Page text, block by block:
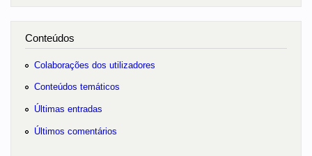
Conteúdos
Colaborações dos utilizadores
Conteúdos temáticos
Últimas entradas
Últimos comentários